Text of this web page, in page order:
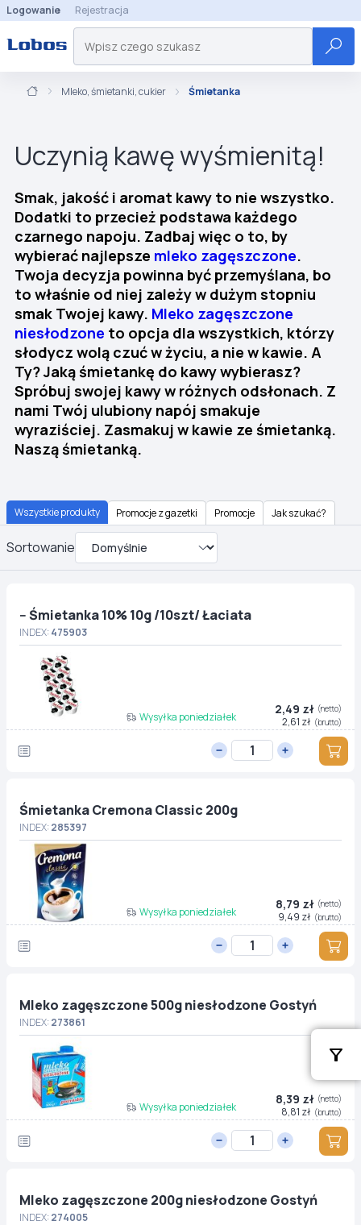
Logowanie Rejestracja
Mleko, śmietanki, cukier Śmietanka
Uczynią kawę wyśmienitą!
Smak, jakość i aromat kawy to nie wszystko.
Dodatki to przecież podstawa każdego
czarnego napoju. Zadbaj więc o to, by
wybierać najlepsze mleko zagęszczone.
Twoja decyzja powinna być przemyślana, bo
to właśnie od niej zależy w dużym stopniu
smak Twojej kawy. Mleko zagęszczone
niesłodzone to opcja dla wszystkich, którzy
słodycz wolą czuć w życiu, a nie w kawie. A
Ty? Jaką śmietankę do kawy wybierasz?
Spróbuj swojej kawy w różnych odsłonach. Z
nami Twój ulubiony napój smakuje
wyraziściej. Zasmakuj w kawie ze śmietanką.
Naszą śmietanką.
Wszystkie produkty Promocje z gazetki Promocje Jak szukać?
Sortowanie
-- Śmietanka 10% 10g /10szt/ Łaciata
INDEX:475903
Wysyłka poniedziałek
2,49 zł (netto)
2,61 zł (brutto)
Śmietanka Cremona Classic 200g
INDEX:285397
Wysyłka poniedziałek
8,79 zł (netto)
9,49 zł (brutto)
Mleko zagęszczone 500g niesłodzone Gostyń
INDEX:273861
Wysyłka poniedziałek
8,39 zł (netto)
8,81 zł (brutto)
Mleko zagęszczone 200g niesłodzone Gostyń
INDEX:274005